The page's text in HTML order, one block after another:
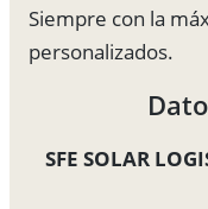
Siempre con la
personalizados.
SFE SOLAR